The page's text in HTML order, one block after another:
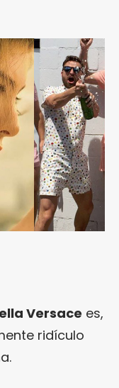
Versace es,
ridículo